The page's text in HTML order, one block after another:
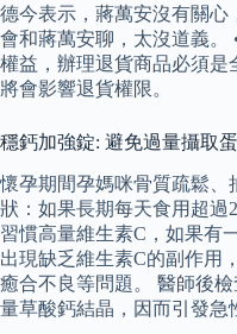
德今表示，蔣萬安沒有關心
會和蔣萬安聊，太沒道義。
權益，辦理退貨商品必須是
將會影響退貨權限。
穩鈣加強錠: 避免過量攝取
懷孕期間孕媽咪骨質疏鬆、
狀：如果長期每天食用超過
習慣高量維生素C，如果有
出現缺乏維生素C的副作用
癒合不良等問題。 醫師後
量草酸鈣結晶，因而引發急